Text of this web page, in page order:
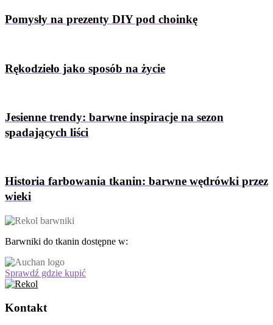
Pomysły na prezenty DIY pod choinkę
Rękodzieło jako sposób na życie
Jesienne trendy: barwne inspiracje na sezon
spadających liści
Historia farbowania tkanin: barwne wędrówki przez
wieki
Barwniki do tkanin dostępne w:
Sprawdź gdzie kupić
Kontakt